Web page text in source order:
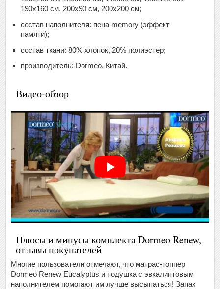
190х160 см, 200х90 см, 200х200 см;
состав наполнителя: пена-memory (эффект
памяти);
состав ткани: 80% хлопок, 20% полиэстер;
производитель: Dormeo, Китай.
Видео-обзор
Плюсы и минусы комплекта Dormeo Renew,
отзывы покупателей
Многие пользователи отмечают, что матрас-топпер
Dormeo Renew Eucalyptus и подушка с эвкалиптовым
наполнителем помогают им лучше высыпаться! Запах